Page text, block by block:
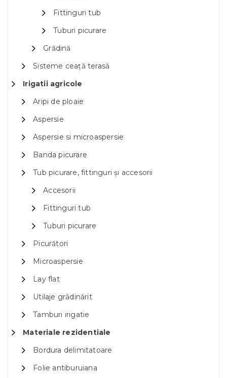
Fittinguri tub
Tuburi picurare
Grădină
Sisteme ceață terasă
Irigatii agricole
Aripi de ploaie
Aspersie
Aspersie si microaspersie
Banda picurare
Tub picurare, fittinguri și accesorii
Accesorii
Fittinguri tub
Tuburi picurare
Picurători
Microaspersie
Lay flat
Utilaje grădinărit
Tamburi irigatie
Materiale rezidentiale
Bordura delimitatoare
Folie antiburuiana